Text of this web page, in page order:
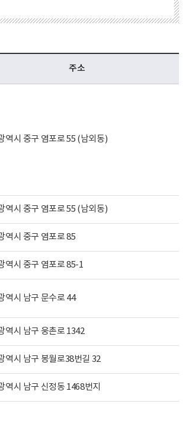
주소
역시 중구 염포로 55 (남외동)
역시 중구 염포로 55 (남외동)
역시 중구 염포로 85
역시 중구 염포로 85-1
역시 남구 문수로 44
역시 남구 웅촌로 1342
역시 남구 봉월로38번길 32
역시 남구 신정동 1468번지